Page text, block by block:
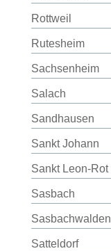
Rottweil
Rutesheim
Sachsenheim
Salach
Sandhausen
Sankt Johann
Sankt Leon-Rot
Sasbach
Sasbachwalden
Satteldorf